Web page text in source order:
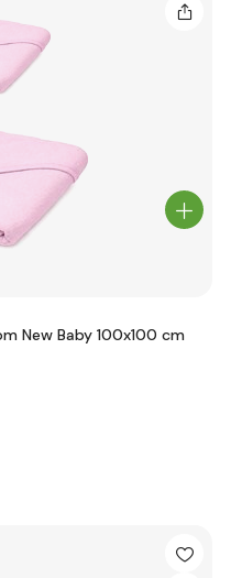
New Baby 100x100 cm